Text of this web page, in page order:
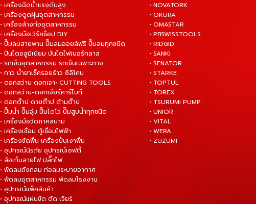
• เครื่องฉีดน้ำแรงดันสูง
• เครื่องดูดฝุ่นอุตสาหกรรม
• เครื่องล้างท่ออุตสาหกรรม
• เครื่องมือเวิร์คช็อป DIY
• ปั๊มลมสายพาน ปั๊มลมออยล์ฟรี ปั๊มลมทุกชนิด
• ปันไดอลูมิเนียม บันไดไฟเบอร์กลาส
• รถเข็นอุตสาหกรรม รถเข็นเฉพาะทาง
• กาว น้ำยาเช็ครอยร้าว ซิลิโคน
• ดอกสว่าน ดอกเจาะ CUTTING TOOLS
• ดอกสว่าน-ดอกเจียร์คาร์ไบท์
• ดอกต๊าป ดายต๊าป ด้ามต๊าป
• ปั๊มน้ำ ปั๊มจุ่ม ปั๊มไดโว่ ปั๊มสูบน้ำทุกชนิด
• เครื่องมือวัดภาคสนาม
• เครื่องเชื่อม ตู้เชื่อมไฟฟ้า
• เครื่องขัดพื้น เครื่องปั่นเงาพื้น
• อุปกรณ์นิรภัย อุปกรณ์เซฟตี้
• ล้อเก็บสายไฟ ปลั๊กไฟ
• พัดลมถังกลม ท่อลมระบายอากาศ
• พัดลมอุตสาหกรรม พัดลมโรงงาน
• อุปกรณ์แพ็คสินค้า
• อุปกรณ์แผ่นขัด ตัด เจียร์
• NOVATORK
• OKURA
• OMASTAR
• PBSWISSTOOLS
• RIDGID
• SANKI
• SENATOR
• STARKE
• TOPTUL
• TOREX
• TSURUMI PUMP
• UNIOR
• VITAL
• WERA
• ZUZUMI